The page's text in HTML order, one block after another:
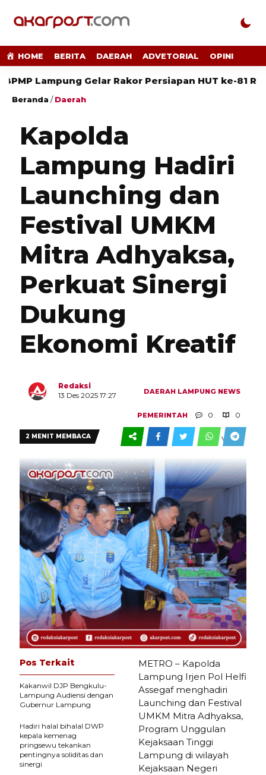
HOME BERITA DAERAH ADVETORIAL OPINI
Lampung Gelar Rakor Persiapan HUT ke-81 RI
Beranda /Daerah
Kapolda
Lampung Hadiri
Launching dan
Festival UMKM
Mitra Adhyaksa,
Perkuat Sinergi
Dukung
Ekonomi Kreatif
Redaksi
13 Des 2025 17:27
DAERAH LAMPUNG NEWS
PEMERINTAH 0 0
VIEW
2 MENIT MEMBACA
METRO – Kapolda
Lampung Irjen Pol Helfi
Assegaf menghadiri
Launching dan Festival
UMKM Mitra Adhyaksa,
Program Unggulan
Kejaksaan Tinggi
Lampung di wilayah
Kejaksaan Negeri
Pos Terkait
Kakanwil DJP Bengkulu-
Lampung Audiensi dengan
Gubernur Lampung
Hadiri halal bihalal DWP
kepala kemenag
pringsewu tekankan
pentingnya soliditas dan
sinergi